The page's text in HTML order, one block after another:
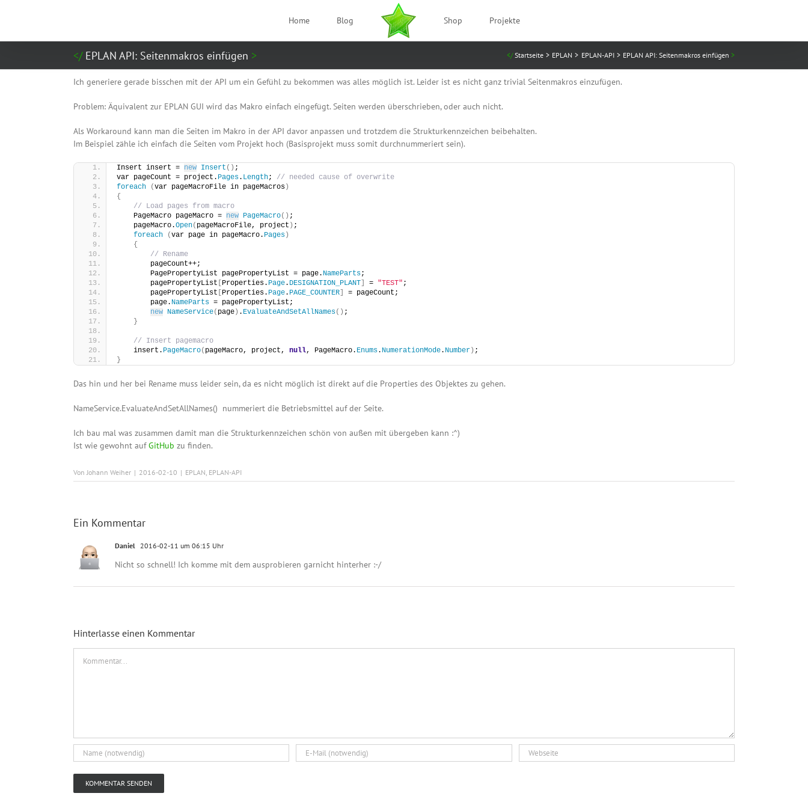
Home Blog Shop Projekte
EPLAN API: Seitenmakros einfügen Startseite EPLAN EPLAN-API EPLAN API: Seitenmakros einfügen
Ich generiere gerade bisschen mit der API um ein Gefühl zu bekommen was alles möglich ist. Leider ist es nicht ganz trivial Seitenmakros einzufügen.
Problem: Äquivalent zur EPLAN GUI wird das Makro einfach eingefügt. Seiten werden überschrieben, oder auch nicht.
Als Workaround kann man die Seiten im Makro in der API davor anpassen und trotzdem die Strukturkennzeichen beibehalten.
Im Beispiel zähle ich einfach die Seiten vom Projekt hoch (Basisprojekt muss somit durchnummeriert sein).
Insert insert = new Insert () ;
var pageCount = project. Pages. Length; // needed cause of overwrite
foreach
(var pageMacroFile in pageMacros )
{
// Load pages from macro
    PageMacro pageMacro =
new PageMacro() ;
    pageMacro.
Open( pageMacroFile, project ) ;
foreach
(var page in pageMacro. Pages )
{
// Rename
        pageCount++;
        PagePropertyList pagePropertyList = page.
NameParts;
        pagePropertyList
Properties. Page. DESIGNATION_PLANT = "TEST" ;
        pagePropertyList
Properties. Page. PAGE_COUNTER
= pageCount;
        page.
NameParts = pagePropertyList;
new NameService( page ) . EvaluateAndSetAllNames() ;
}
// Insert pagemacro
    insert.
PageMacro( pageMacro, project, null, PageMacro. Enums. NumerationMode. Number ) ;
}
Das hin und her bei Rename muss leider sein, da es nicht möglich ist direkt auf die Properties des Objektes zu gehen.
NameService.EvaluateAndSetAllNames() nummeriert die Betriebsmittel auf der Seite.
Ich bau mal was zusammen damit man die Strukturkennzeichen schön von außen mit übergeben kann :^)
Ist wie gewohnt aufGitHub zu finden.
VonJohann Weiher | 2016-02-10 | EPLAN, EPLAN-API
Ein Kommentar
Daniel 2016-02-11 um 06:15 Uhr
Nicht so schnell! Ich komme mit dem ausprobieren garnicht hinterher :-/
Hinterlasse einen Kommentar